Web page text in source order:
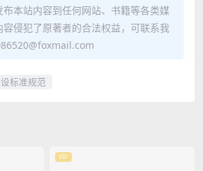
本站内容到任何网站、书籍等各类媒
侵犯了原著者的合法权益，可联系我
标准规范
VIP